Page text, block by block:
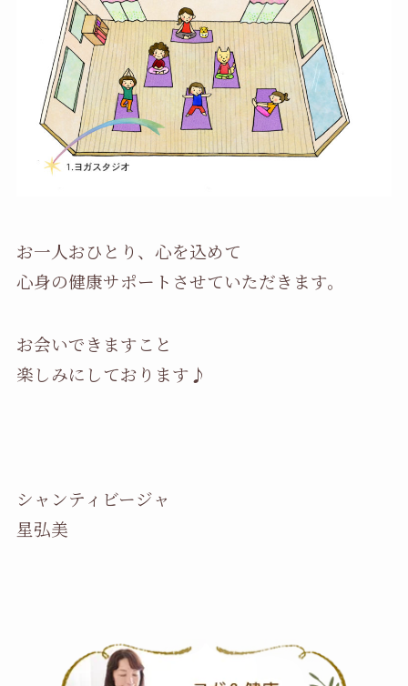
お一人おひとり、心を込めて
心身の健康サポートさせていただきます。
お会いできますこと
楽しみにしております♪
シャンティビージャ
星弘美